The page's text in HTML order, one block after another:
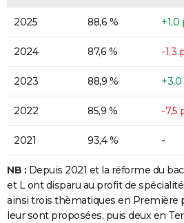
2025 88,6 % +1,0
2024 87,6 % -1,3
2023 88,9 %
2022 85,9 % -7,5
2021 93,4 % -
NB : Depuis 2021 et la réforme du
et L ont disparu au profit de
ainsi trois thèmatiques en Première
leur sont proposées, puis deux en